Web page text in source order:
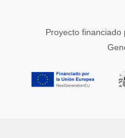
Proyecto